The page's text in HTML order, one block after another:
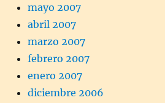
mayo 2007
abril 2007
marzo 2007
febrero 2007
enero 2007
diciembre 2006